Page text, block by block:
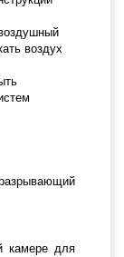
воздух
камере для